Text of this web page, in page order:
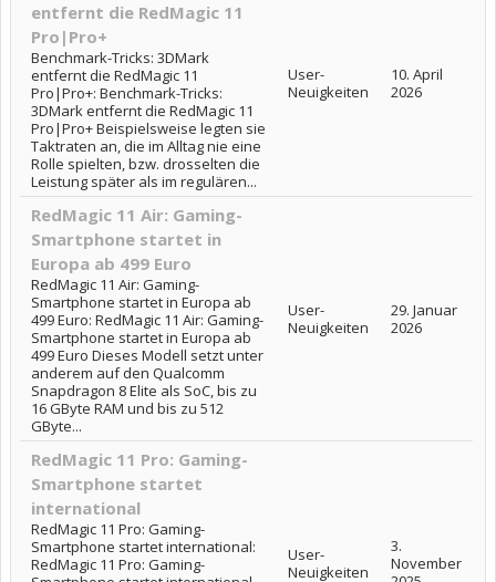
entfernt die RedMagic 11
Pro|Pro+
Benchmark-Tricks: 3DMark
entfernt die RedMagic 11
Pro|Pro+: Benchmark-Tricks:
3DMark entfernt die RedMagic 11
Pro|Pro+ Beispielsweise legten sie
Taktraten an, die im Alltag nie eine
Rolle spielten, bzw. drosselten die
Leistung später als im regulären...
User-
Neuigkeiten
10. April
2026
RedMagic 11 Air: Gaming-
Smartphone startet in
Europa ab 499 Euro
RedMagic 11 Air: Gaming-
Smartphone startet in Europa ab
499 Euro: RedMagic 11 Air: Gaming-
Smartphone startet in Europa ab
499 Euro Dieses Modell setzt unter
anderem auf den Qualcomm
Snapdragon 8 Elite als SoC, bis zu
16 GByte RAM und bis zu 512
GByte...
User-
Neuigkeiten
29. Januar
2026
RedMagic 11 Pro: Gaming-
Smartphone startet
international
RedMagic 11 Pro: Gaming-
Smartphone startet international:
RedMagic 11 Pro: Gaming-
User-
Neuigkeiten
3.
November